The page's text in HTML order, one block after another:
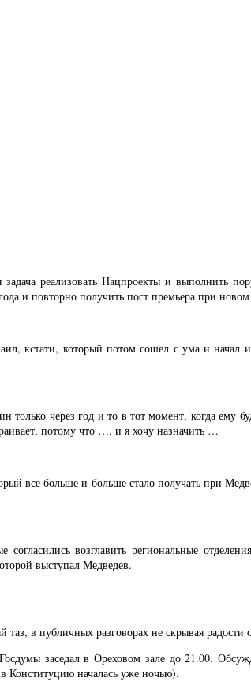
реализовать Нацпроекты и выполнить
и повторно получить пост премьера при
кстати, который потом сошел с ума и начал
через год и то в тот момент, когда ему
потому что …. и я хочу назначить …
все больше и больше стало получать при
согласились возглавить региональные
выступал Медведев.
в публичных разговорах не скрывая радости
заседал в Ореховом зале до 21.00.
Конституцию началась уже ночью).